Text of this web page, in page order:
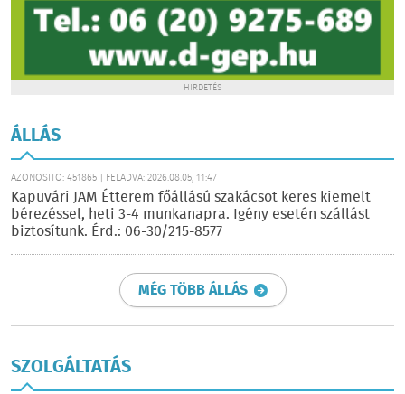
HIRDETÉS
ÁLLÁS
AZONOSÍTÓ: 451865 | FELADVA: 2026.08.05, 11:47
Kapuvári JAM Étterem főállású szakácsot keres kiemelt
bérezéssel, heti 3-4 munkanapra. Igény esetén szállást
biztosítunk. Érd.: 06-30/215-8577
MÉG TÖBB ÁLLÁS
SZOLGÁLTATÁS